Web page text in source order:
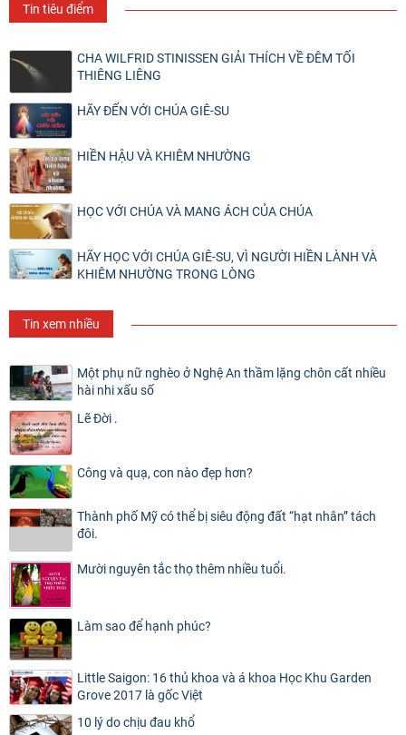
Tin tiêu điểm
CHA WILFRID STINISSEN GIẢI THÍCH VỀ ĐÊM TỐI
THIÊNG LIÊNG
HÃY ĐẾN VỚI CHÚA GIÊ-SU
HIỀN HẬU VÀ KHIÊM NHƯỜNG
HỌC VỚI CHÚA VÀ MANG ÁCH CỦA CHÚA
HÃY HỌC VỚI CHÚA GIÊ-SU, VÌ NGƯỜI HIỀN LÀNH VÀ
KHIÊM NHƯỜNG TRONG LÒNG
Tin xem nhiều
Một phụ nữ nghèo ở Nghệ An thầm lặng chôn cất nhiều
hài nhi xấu số
Lẽ Đời .
Công và quạ, con nào đẹp hơn?
Thành phố Mỹ có thể bị siêu động đất “hạt nhân” tách
đôi.
Mười nguyên tắc thọ thêm nhiều tuổi.
Làm sao để hạnh phúc?
Little Saigon: 16 thủ khoa và á khoa Học Khu Garden
Grove 2017 là gốc Việt
10 lý do chịu đau khổ